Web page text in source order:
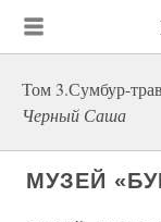
Том 3.Сумбур-
Черный Саша
МУЗЕЙ